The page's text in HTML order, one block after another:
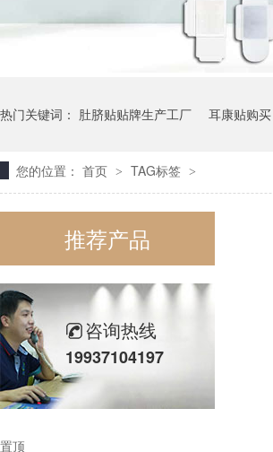
热门关键词： 肚脐贴贴牌生产工厂 耳康贴购买
您的位置： 首页 > TAG标签 >
推荐产品
咨询热线
19937104197
置顶